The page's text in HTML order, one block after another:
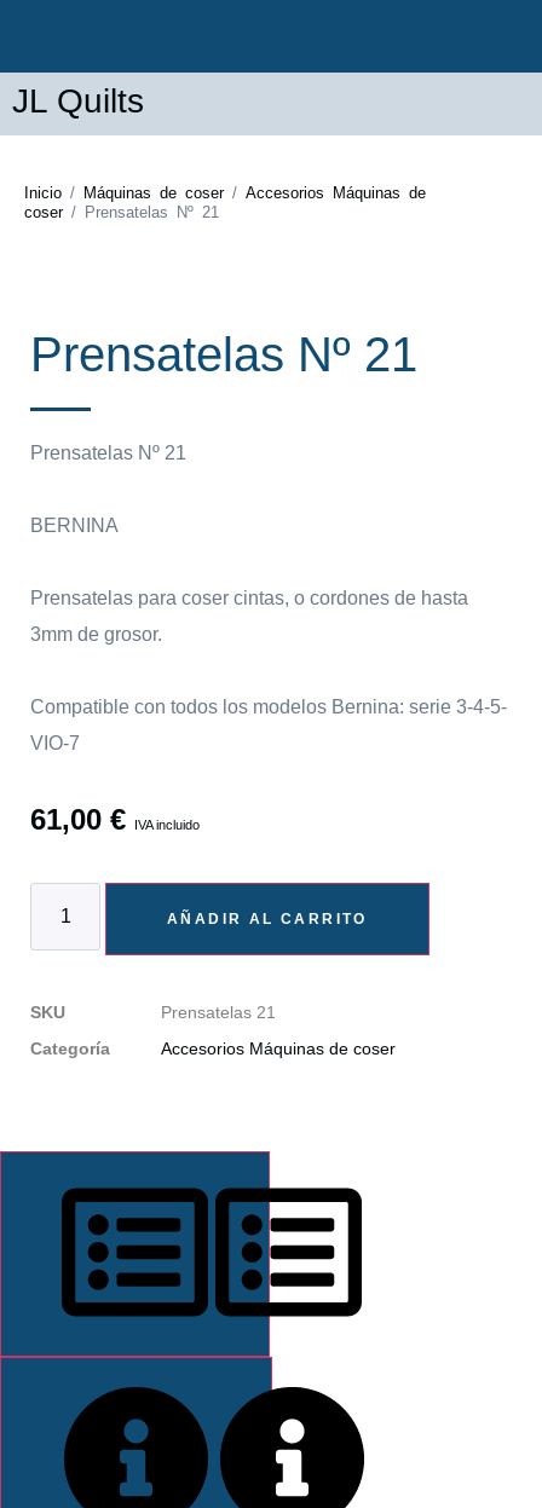
JL Quilts
Inicio / Máquinas de coser/ Accesorios Máquinas de
coser/ Prensatelas Nº 21
Prensatelas Nº 21
Prensatelas Nº 21
BERNINA
Prensatelas para coser cintas, o cordones de hasta
3mm de grosor.
Compatible con todos los modelos Bernina: serie 3-4-5-
VIO-7
61,00 € IVA incluido
AÑADIR AL CARRITO
SKU
Prensatelas 21
Categoría
Accesorios Máquinas de coser